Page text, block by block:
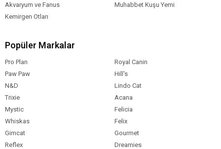
Akvaryum ve Fanus
Muhabbet Kuşu Yemi
Kemirgen Otları
Popüler Markalar
Pro Plan
Royal Canin
Paw Paw
Hill's
N&D
Lindo Cat
Trixie
Acana
Mystic
Felicia
Whiskas
Felix
Gimcat
Gourmet
Reflex
Dreamies